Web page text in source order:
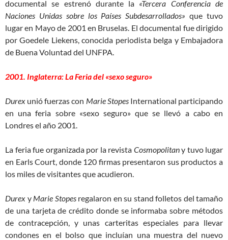
documental se estrenó durante la «Tercera Conferencia de
Naciones Unidas sobre los Países Subdesarrollados» que tuvo
lugar en Mayo de 2001 en Bruselas. El documental fue dirigido
por Goedele Liekens, conocida periodista belga y Embajadora
de Buena Voluntad del UNFPA.
2001. Inglaterra: La Feria del «sexo seguro»
Durex unió fuerzas con Marie StopesInternational participando
en una feria sobre «sexo seguro» que se llevó a cabo en
Londres el año 2001.
La feria fue organizada por la revista Cosmopolitany tuvo lugar
en Earls Court, donde 120 firmas presentaron sus productos a
los miles de visitantes que acudieron.
Durex y Marie Stopesregalaron en su stand folletos del tamaño
de una tarjeta de crédito donde se informaba sobre métodos
de contracepción, y unas carteritas especiales para llevar
condones en el bolso que incluían una muestra del nuevo